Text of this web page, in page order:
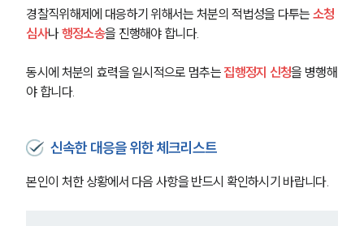
법률지식인
고객후기
업무분야
구성원 소개
경찰직위해제에 대응하기 위해서는 처분의 적법성을 다투는 소청
심사나 행정소송을 진행해야 합니다.
동시에 처분의 효력을 일시적으로 멈추는 집행정지 신청을 병행해
야 합니다.
신속한 대응을 위한 체크리스트
본인이 처한 상황에서 다음 사항을 반드시 확인하시기 바랍니다.